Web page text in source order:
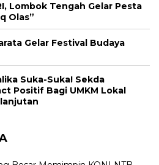
Lombok Tengah Gelar Pesta
Olas”
Gelar Festival Budaya
Suka-Suka! Sekda
Positif Bagi UMKM Lokal